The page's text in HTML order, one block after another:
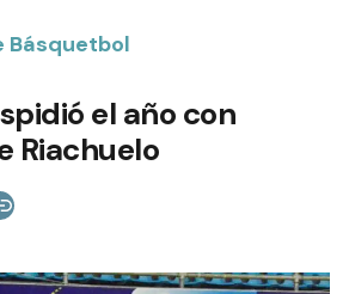
Básquetbol
el año con
Riachuelo